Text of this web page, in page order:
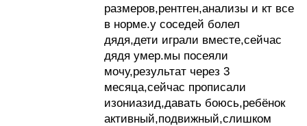
размеров,рентген,анализы и кт все
в норме.у соседей болел
дядя,дети играли вместе,сейчас
дядя умер.мы посеяли
мочу,результат через 3
месяца,сейчас прописали
изониазид,давать боюсь,ребёнок
активный,подвижный,слишком